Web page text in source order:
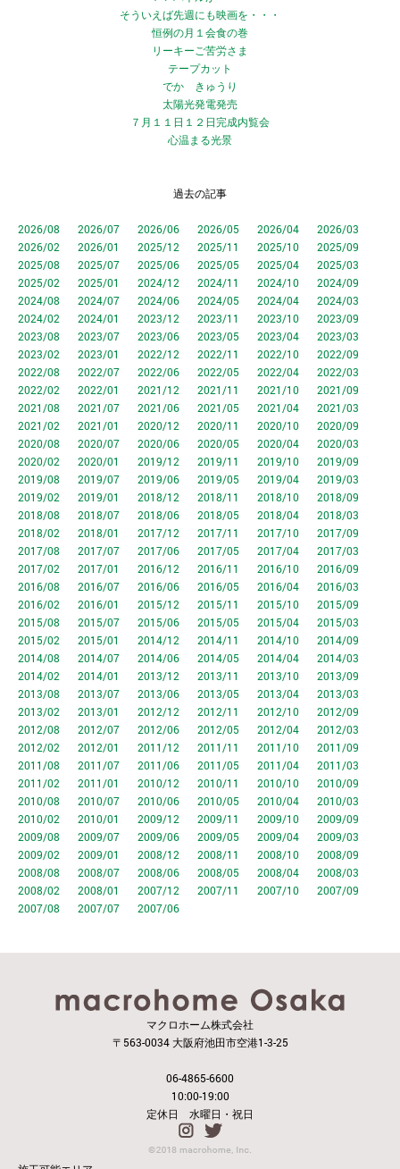
そういえば先週にも映画を・・・
恒例の月１会食の巻
リーキーご苦労さま
テープカット
でか きゅうり
太陽光発電発売
７月１１日１２日完成内覧会
心温まる光景
過去の記事
2026/08 2026/07 2026/06 2026/05 2026/04
2026/03
2026/02
2026/01 2025/12 2025/11 2025/10
2025/09
2025/08
2025/07 2025/06 2025/05 2025/04
2025/03
2025/02
2025/01 2024/12 2024/11 2024/10
2024/09
2024/08
2024/07 2024/06 2024/05 2024/04
2024/03
2024/02
2024/01 2023/12 2023/11 2023/10
2023/09
2023/08
2023/07 2023/06 2023/05 2023/04
2023/03
2023/02
2023/01 2022/12 2022/11 2022/10
2022/09
2022/08
2022/07 2022/06 2022/05 2022/04
2022/03
2022/02
2022/01 2021/12 2021/11 2021/10
2021/09
2021/08
2021/07 2021/06 2021/05 2021/04
2021/03
2021/02
2021/01 2020/12 2020/11 2020/10
2020/09
2020/08
2020/07 2020/06 2020/05 2020/04
2020/03
2020/02
2020/01 2019/12 2019/11 2019/10
2019/09
2019/08
2019/07 2019/06 2019/05 2019/04
2019/03
2019/02
2019/01 2018/12 2018/11 2018/10
2018/09
2018/08
2018/07 2018/06 2018/05 2018/04
2018/03
2018/02
2018/01 2017/12 2017/11 2017/10
2017/09
2017/08
2017/07 2017/06 2017/05 2017/04
2017/03
2017/02
2017/01 2016/12 2016/11 2016/10
2016/09
2016/08
2016/07 2016/06 2016/05 2016/04
2016/03
2016/02
2016/01 2015/12 2015/11 2015/10
2015/09
2015/08
2015/07 2015/06 2015/05 2015/04
2015/03
2015/02
2015/01 2014/12 2014/11 2014/10
2014/09
2014/08
2014/07 2014/06 2014/05 2014/04
2014/03
2014/02
2014/01 2013/12 2013/11 2013/10
2013/09
2013/08
2013/07 2013/06 2013/05 2013/04
2013/03
2013/02
2013/01 2012/12 2012/11 2012/10
2012/09
2012/08
2012/07 2012/06 2012/05 2012/04
2012/03
2012/02
2012/01 2011/12 2011/11 2011/10
2011/09
2011/08
2011/07 2011/06 2011/05 2011/04
2011/03
2011/02
2011/01 2010/12 2010/11 2010/10
2010/09
2010/08
2010/07 2010/06 2010/05 2010/04
2010/03
2010/02
2010/01 2009/12 2009/11 2009/10
2009/09
2009/08
2009/07 2009/06 2009/05 2009/04
2009/03
2009/02
2009/01 2008/12 2008/11 2008/10
2008/09
2008/08
2008/07 2008/06 2008/05 2008/04
2008/03
2008/02
2008/01 2007/12 2007/11 2007/10
2007/09
2007/08
2007/07 2007/06
マクロホーム株式会社
〒563-0034 大阪府池田市空港1-3-25
06-4865-6600
10:00-19:00
定休日 水曜日・祝日